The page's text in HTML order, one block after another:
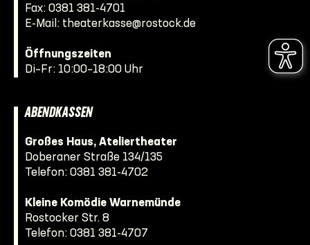
Fax: 0381 381-4701
E-Mail: theaterkasse@rostock.de
Öffnungszeiten
Di–Fr: 10:00–18:00 Uhr
ABENDKASSEN
Großes Haus, Ateliertheater
Doberaner Straße 134/135
Telefon: 0381 381-4702
Kleine Komödie Warnemünde
Rostocker Str. 8
Telefon: 0381 381-4707